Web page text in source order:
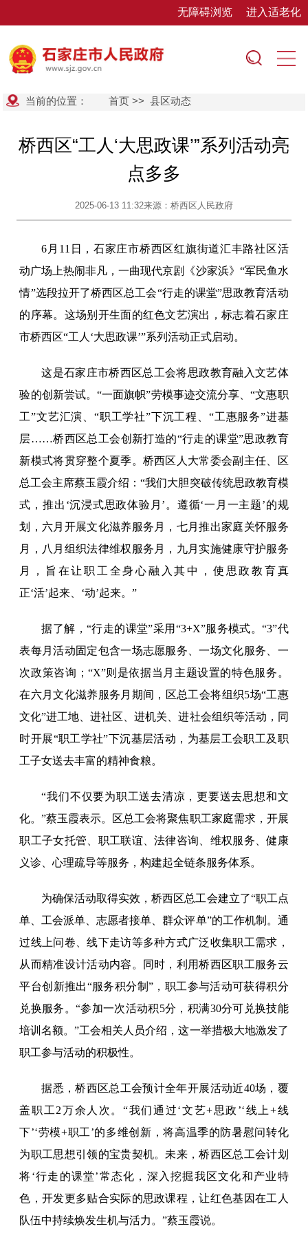
无障碍浏览 进入适老化
当前的位置： 首页 >>县区动态
桥西区“工人‘大思政课’”系列活动亮
点多多
2025-06-13 11:32来源：桥西区人民政府
6月11日，石家庄市桥西区红旗街道汇丰路社区活
动广场上热闹非凡，一曲现代京剧《沙家浜》“军民鱼水
情”选段拉开了桥西区总工会“行走的课堂”思政教育活动
的序幕。这场别开生面的红色文艺演出，标志着石家庄
市桥西区“工人‘大思政课’”系列活动正式启动。
这是石家庄市桥西区总工会将思政教育融入文艺体
验的创新尝试。“一面旗帜”劳模事迹交流分享、“文惠职
工”文艺汇演、“职工学社”下沉工程、“工惠服务”进基
层……桥西区总工会创新打造的“行走的课堂”思政教育
新模式将贯穿整个夏季。桥西区人大常委会副主任、区
总工会主席蔡玉霞介绍：“我们大胆突破传统思政教育模
式，推出‘沉浸式思政体验月’。遵循‘一月一主题’的规
划，六月开展文化滋养服务月，七月推出家庭关怀服务
月，八月组织法律维权服务月，九月实施健康守护服务
月，旨在让职工全身心融入其中，使思政教育真
正‘活’起来、‘动’起来。”
据了解，“行走的课堂”采用“3+X”服务模式。“3”代
表每月活动固定包含一场志愿服务、一场文化服务、一
次政策咨询；“X”则是依据当月主题设置的特色服务。
在六月文化滋养服务月期间，区总工会将组织5场“工惠
文化”进工地、进社区、进机关、进社会组织等活动，同
时开展“职工学社”下沉基层活动，为基层工会职工及职
工子女送去丰富的精神食粮。
“我们不仅要为职工送去清凉，更要送去思想和文
化。”蔡玉霞表示。区总工会将聚焦职工家庭需求，开展
职工子女托管、职工联谊、法律咨询、维权服务、健康
义诊、心理疏导等服务，构建起全链条服务体系。
为确保活动取得实效，桥西区总工会建立了“职工点
单、工会派单、志愿者接单、群众评单”的工作机制。通
过线上问卷、线下走访等多种方式广泛收集职工需求，
从而精准设计活动内容。同时，利用桥西区职工服务云
平台创新推出“服务积分制”，职工参与活动可获得积分
兑换服务。“参加一次活动积5分，积满30分可兑换技能
培训名额。”工会相关人员介绍，这一举措极大地激发了
职工参与活动的积极性。
据悉，桥西区总工会预计全年开展活动近40场，覆
盖职工2万余人次。“我们通过‘文艺+思政’‘线上+线
下’‘劳模+职工’的多维创新，将高温季的防暑慰问转化
为职工思想引领的宝贵契机。未来，桥西区总工会计划
将‘行走的课堂’常态化，深入挖掘我区文化和产业特
色，开发更多贴合实际的思政课程，让红色基因在工人
队伍中持续焕发生机与活力。”蔡玉霞说。